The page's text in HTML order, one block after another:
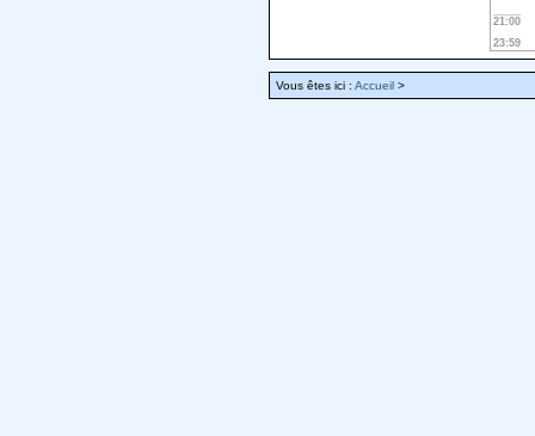
21:00
23:59
Vous êtes ici : Accueil >